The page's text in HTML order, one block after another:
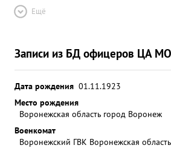
Ещё
Записи из БД офицеров ЦА
Дата рождения 01.11.1923
Место рождения
Воронежская область город Воронеж
Военкомат
Воронежский ГВК Воронежская область